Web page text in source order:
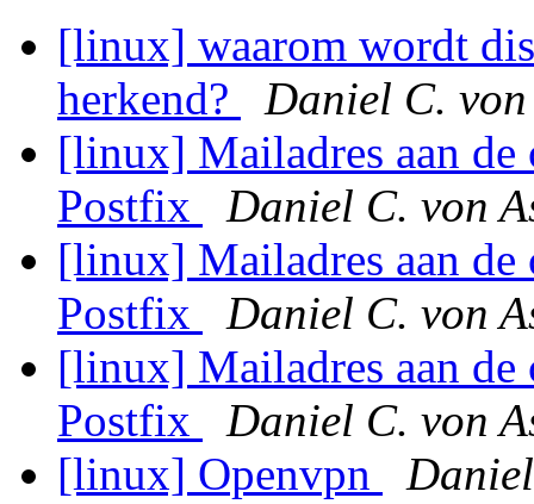
[linux] waarom wordt
herkend?
Daniel C.
[linux] Mailadres aan de
Postfix
Daniel C. von
[linux] Mailadres aan de
Postfix
Daniel C. von
[linux] Mailadres aan de
Postfix
Daniel C. von
[linux] Openvpn
Daniel